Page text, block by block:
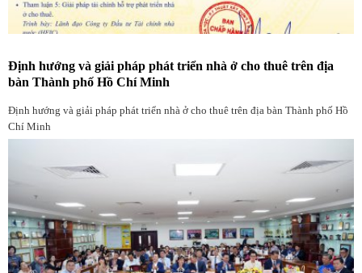
Định hướng và giải pháp phát triển nhà ở cho thuê trên địa
bàn Thành phố Hồ Chí Minh
Định hướng và giải pháp phát triển nhà ở cho thuê trên địa bàn Thành phố Hồ
Chí Minh